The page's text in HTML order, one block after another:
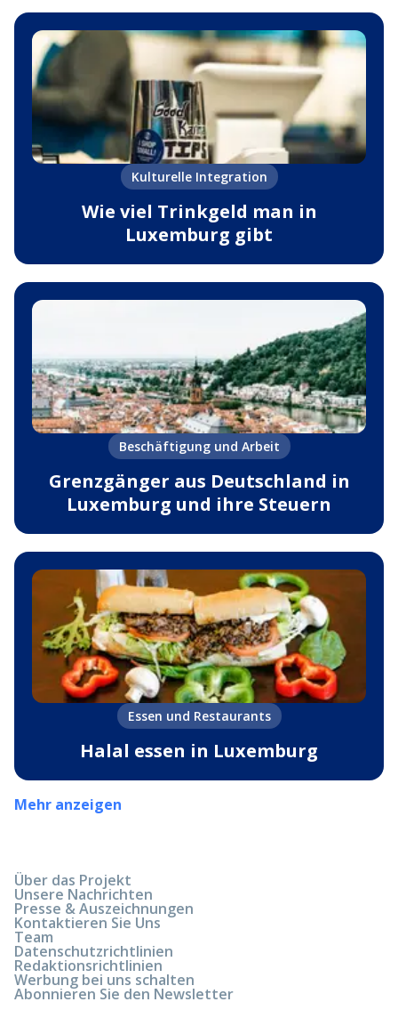
Kulturelle Integration
Wie viel Trinkgeld man in
Luxemburg gibt
Beschäftigung und Arbeit
Grenzgänger aus Deutschland in
Luxemburg und ihre Steuern
Essen und Restaurants
Halal essen in Luxemburg
Mehr anzeigen
Über das Projekt
Unsere Nachrichten
Presse & Auszeichnungen
Kontaktieren Sie Uns
Team
Datenschutzrichtlinien
Redaktionsrichtlinien
Werbung bei uns schalten
Abonnieren Sie den Newsletter